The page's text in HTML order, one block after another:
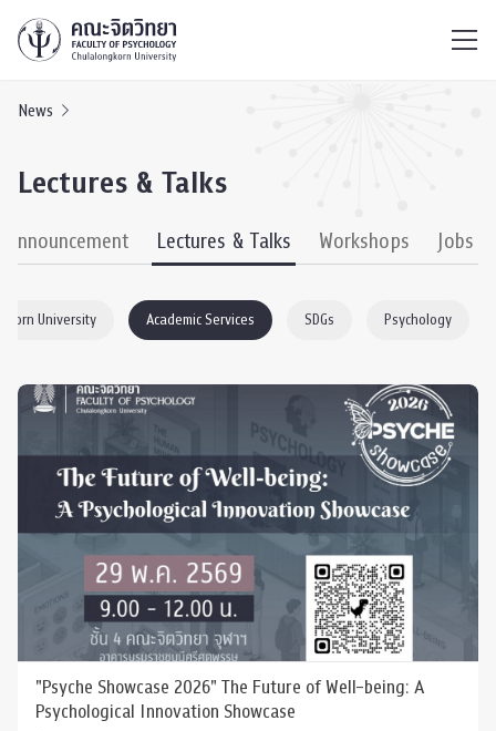
News
Lectures & Talks
Lectures & Talks Workshops Jobs
University Academic Services SDGs Psychology
"Psyche Showcase 2026" The Future of Well-being: A
Psychological Innovation Showcase